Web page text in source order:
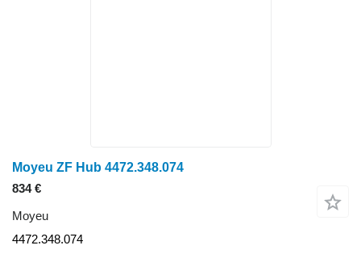
Moyeu ZF Hub 4472.348.074
834 €
Moyeu
4472.348.074